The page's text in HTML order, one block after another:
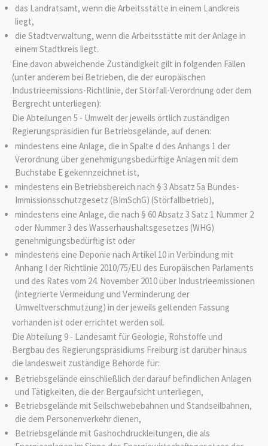
das Landratsamt, wenn die Arbeitsstätte in einem Landkreis
liegt,
die Stadtverwaltung, wenn die Arbeitsstätte mit der Anlage in
einem Stadtkreis liegt.
Eine davon abweichende Zuständigkeit gilt in folgenden Fällen
(unter anderem bei Betrieben, die der europäischen
Industrieemissions-Richtlinie, der Störfall-Verordnung oder dem
Bergrecht unterliegen):
Die Abteilungen 5 - Umwelt der jeweils örtlich zuständigen
Regierungspräsidien für Betriebsgelände, auf denen:
mindestens eine Anlage, die in Spalte d des Anhangs 1 der
Verordnung über genehmigungsbedürftige Anlagen mit dem
Buchstabe E gekennzeichnet ist,
mindestens ein Betriebsbereich nach § 3 Absatz 5a Bundes-
Immissionsschutzgesetz (BImSchG) (Störfallbetrieb),
mindestens eine Anlage, die nach § 60 Absatz 3 Satz 1 Nummer 2
oder Nummer 3 des Wasserhaushaltsgesetzes (WHG)
genehmigungsbedürftig ist oder
mindestens eine Deponie nach Artikel 10 in Verbindung mit
Anhang I der Richtlinie 2010/75/EU des Europäischen Parlaments
und des Rates vom 24. November 2010 über Industrieemissionen
(integrierte Vermeidung und Verminderung der
Umweltverschmutzung) in der jeweils geltenden Fassung
vorhanden ist oder errichtet werden soll.
Die Abteilung 9 - Landesamt für Geologie, Rohstoffe und
Bergbau des Regierungspräsidiums Freiburg ist darüber hinaus
die landesweit zuständige Behörde für:
Betriebsgelände einschließlich der darauf befindlichen Anlagen
und Tätigkeiten, die der Bergaufsicht unterliegen,
Betriebsgelände mit Seilschwebebahnen und Standseilbahnen,
die dem Personenverkehr dienen,
Betriebsgelände mit Gashochdruckleitungen, die als